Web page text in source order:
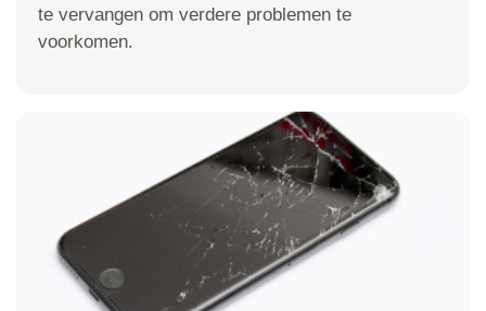
te vervangen om verdere problemen te
voorkomen.